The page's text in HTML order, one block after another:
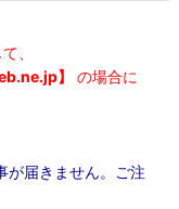
、
】
の場合に
が届きません。ご注